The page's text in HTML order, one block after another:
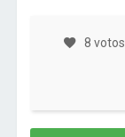
8 votos